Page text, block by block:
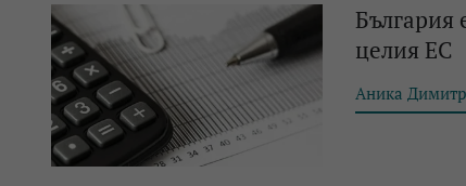
България
целия ЕС
Аника